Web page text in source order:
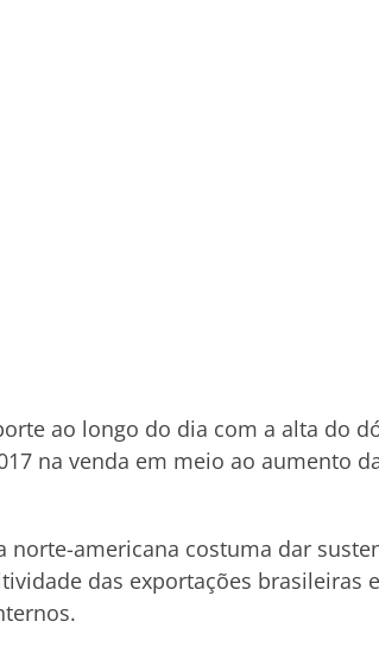
ao longo do dia com a alta do
na venda em meio ao aumento
norte-americana costuma dar
das exportações brasileiras